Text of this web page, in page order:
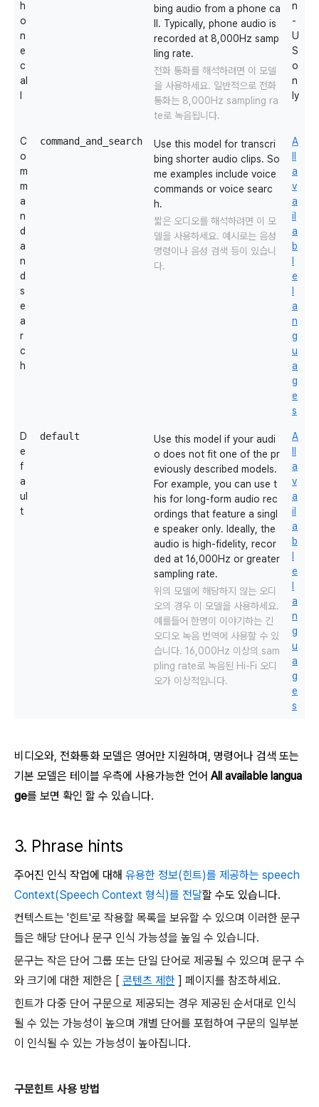
h
o
n
e
c
al
bing audio from a phone ca
ll. Typically, phone audio is
recorded at 8,000Hz samp
ling rate.
전화 통화를 해석하려면 이 모델
을 사용하세요. 일반적으로 전화
통화는 8,000Hz sampling ra
te로 녹음됩니다.
n
-
U
S
o
n
ly
C
o
m
m
a
n
d
a
n
d
s
e
a
r
c
h
command_and_search
Use this model for transcri
bing shorter audio clips. So
me examples include voice
commands or voice searc
h.
짧은 오디오를 해석하려면 이 모
델을 사용하세요. 예시로는 음성
명령이나 음성 검색 등이 있습니
다.
A
a
v
a
il
a
b
e
a
n
g
u
a
g
e
s
D
e
f
a
ul
t
default
Use this model if your audi
o does not fit one of the pr
eviously described models.
For example, you can use t
his for long-form audio rec
ordings that feature a singl
e speaker only. Ideally, the
audio is high-fidelity, recor
ded at 16,000Hz or greater
sampling rate.
위의 모델에 해당하지 않는 오디
오의 경우 이 모델을 사용하세요.
예를들어 한명이 이야기하는 긴
오디오 녹음 번역에 사용할 수 있
습니다. 16,000Hz 이상의 sam
pling rate로 녹음된 Hi-Fi 오디
오가 이상적입니다.
A
a
v
a
il
a
b
e
a
n
g
u
a
g
e
s
비디오와, 전화통화 모델은 영어만 지원하며, 명령어나 검색 또는
기본 모델은 테이블 우측에 사용가능한 언어 All available langua
ge를 보면 확인 할 수 있습니다.
3. Phrase hints
주어진 인식 작업에 대해 유용한 정보(힌트)를 제공하는 speech
Context(Speech Context 형식)를 전달할 수도 있습니다.
컨텍스트는 '힌트'로 작용할 목록을 보유할 수 있으며 이러한 문구
들은 해당 단어나 문구 인식 가능성을 높일 수 있습니다.
문구는 작은 단어 그룹 또는 단일 단어로 제공될 수 있으며 문구 수
와 크기에 대한 제한은 [ 콘텐츠 제한 ] 페이지를 참조하세요.
힌트가 다중 단어 구문으로 제공되는 경우 제공된 순서대로 인식
될 수 있는 가능성이 높으며 개별 단어를 포험하여 구문의 일부분
이 인식될 수 있는 가능성이 높아집니다.
구문힌트 사용 방법